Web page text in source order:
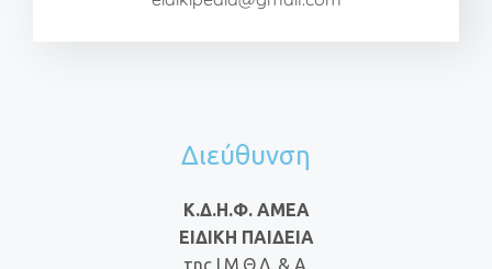
Διεύθυνση
Κ.Δ.Η.Φ. ΑΜΕΑ
ΕΙΔΙΚΗ ΠΑΙΔΕΙΑ
της Ι.Μ.Θ.Λ. & Α.